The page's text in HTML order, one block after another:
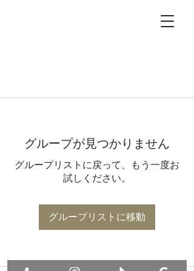
グループが見つかりません
グループリストに戻って、もう一度お
試しください。
グループリストに移動